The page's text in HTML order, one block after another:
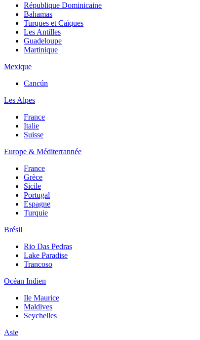
République Dominicaine
Bahamas
Turques et Caïques
Les Antilles
Guadeloupe
Martinique
Mexique
Cancún
Les Alpes
France
Italie
Suisse
Europe & Méditerrannée
France
Grèce
Sicile
Portugal
Espagne
Turquie
Brésil
Rio Das Pedras
Lake Paradise
Trancoso
Océan Indien
Ile Maurice
Maldives
Seychelles
Asie